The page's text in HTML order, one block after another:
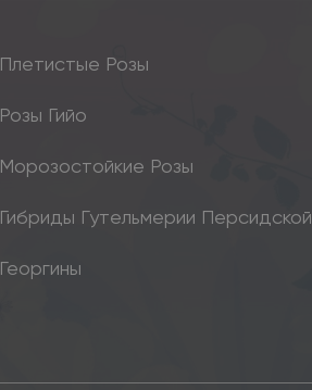
Плетистые Розы
Розы Гийо
Морозостойкие Розы
Гибриды Гутельмерии Персидской
Георгины